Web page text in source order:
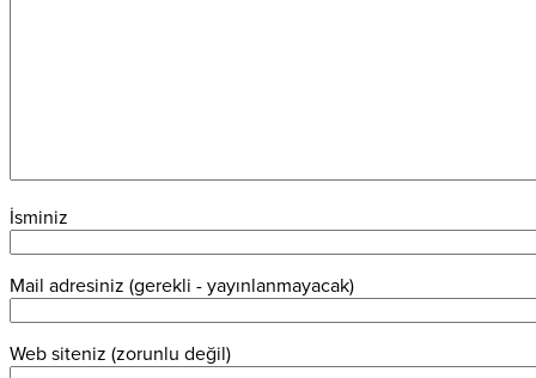
İsminiz
Mail adresiniz (gerekli - yayınlanmayacak)
Web siteniz (zorunlu değil)